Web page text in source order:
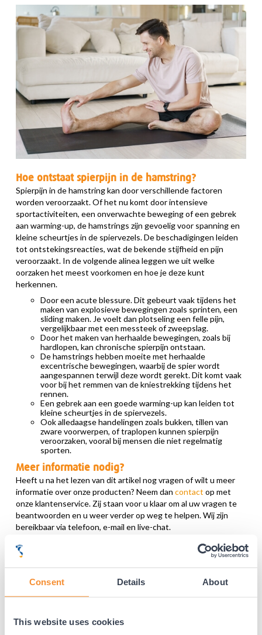
Consent Details About
This website uses cookies
Hoe ontstaat spierpijn in de hamstring?
Spierpijn in de hamstring kan door verschillende factoren
worden veroorzaakt. Of het nu komt door intensieve
sportactiviteiten, een onverwachte beweging of een gebrek
aan warming-up, de hamstrings zijn gevoelig voor spanning en
kleine scheurtjes in de spiervezels. De beschadigingen leiden
tot ontstekingsreacties, wat de bekende stijfheid en pijn
veroorzaakt. In de volgende alinea leggen we uit welke
oorzaken het meest voorkomen en hoe je deze kunt
herkennen.
Door een acute blessure. Dit gebeurt vaak tijdens het
maken van explosieve bewegingen zoals sprinten, een
sliding maken. Je voelt dan plotseling een felle pijn,
vergelijkbaar met een messteek of zweepslag.
Door het maken van herhaalde bewegingen, zoals bij
hardlopen, kan chronische spierpijn ontstaan.
De hamstrings hebben moeite met herhaalde
excentrische bewegingen, waarbij de spier wordt
aangespannen terwijl deze wordt gerekt. Dit komt vaak
voor bij het remmen van de kniestrekking tijdens het
rennen.
Een gebrek aan een goede warming-up kan leiden tot
kleine scheurtjes in de spiervezels.
Ook alledaagse handelingen zoals bukken, tillen van
zware voorwerpen, of traplopen kunnen spierpijn
veroorzaken, vooral bij mensen die niet regelmatig
sporten.
Meer informatie nodig?
Heeft u na het lezen van dit artikel nog vragen of wilt u meer
informatie over onze producten? Neem dan contact op met
onze klantenservice. Zij staan voor u klaar om al uw vragen te
beantwoorden en u weer verder op weg te helpen. Wij zijn
bereikbaar via telefoon, e-mail en live-chat.
Aanbevolen producten: